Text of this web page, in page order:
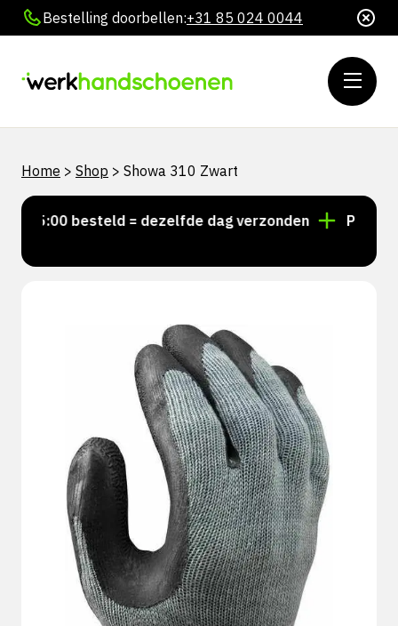
Bestelling doorbellen:+31 85 024 0044
Home > Shop > Showa 310 Zwart
15:00 besteld = dezelfde dag verzonden